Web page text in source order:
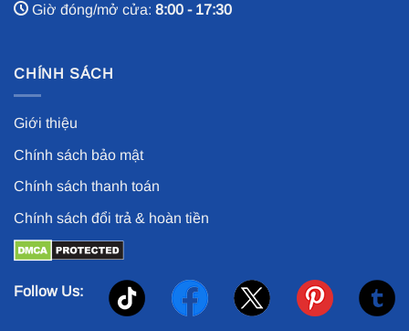
Giờ đóng/mở cửa: 8:00 - 17:30
CHÍNH SÁCH
Giới thiệu
Chính sách bảo mật
Chính sách thanh toán
Chính sách đổi trả & hoàn tiền
Follow Us: